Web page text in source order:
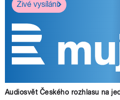
Živé vysílání
Audiosvět Českého rozhlasu na